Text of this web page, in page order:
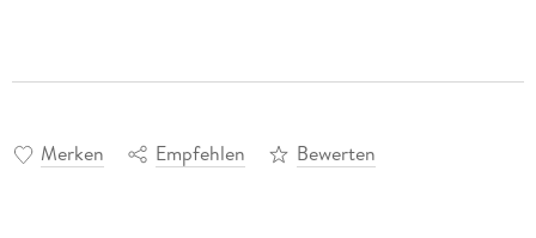
Merken Empfehlen Bewerten